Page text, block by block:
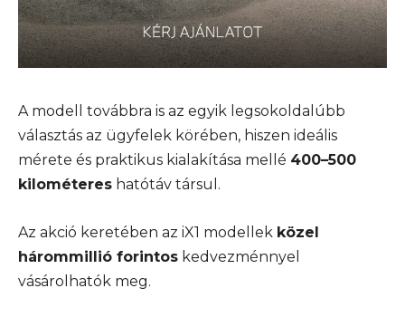
A modell továbbra is az egyik legsokoldalúbb
választás az ügyfelek körében, hiszen ideális
mérete és praktikus kialakítása mellé 400–500
kilométeres hatótáv társul.
Az akció keretében az iX1 modellek közel
hárommillió forintos kedvezménnyel
vásárolhatók meg.